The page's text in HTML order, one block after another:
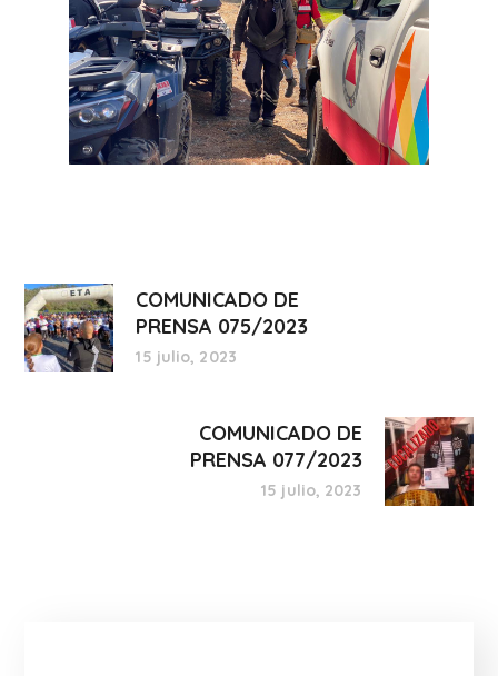
COMUNICADO DE
PRENSA 075/2023
15 julio, 2023
COMUNICADO DE
PRENSA 077/2023
15 julio, 2023